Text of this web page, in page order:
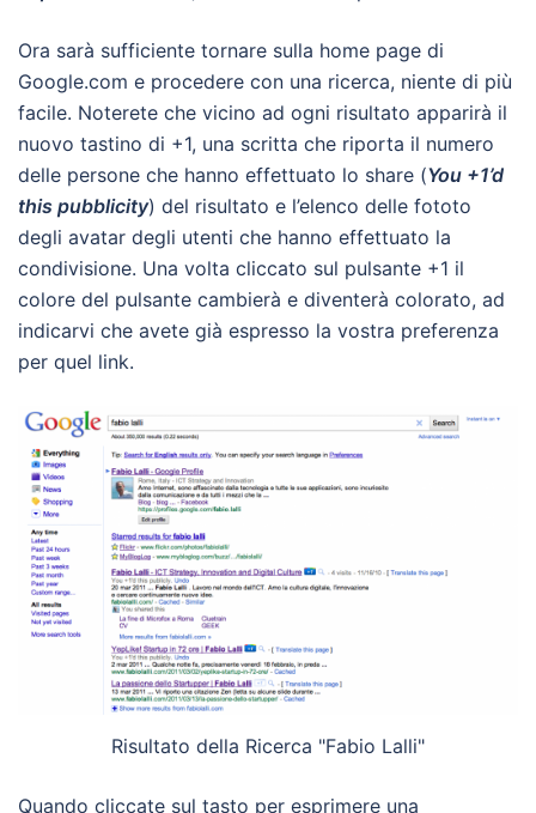
Ora sarà sufficiente tornare sulla home page di
Google.com e procedere con una ricerca, niente di più
facile. Noterete che vicino ad ogni risultato apparirà il
nuovo tastino di +1, una scritta che riporta il numero
delle persone che hanno effettuato lo share (You +1’d
this pubblicity) del risultato e l’elenco delle fototo
degli avatar degli utenti che hanno effettuato la
condivisione. Una volta cliccato sul pulsante +1 il
colore del pulsante cambierà e diventerà colorato, ad
indicarvi che avete già espresso la vostra preferenza
per quel link.
Risultato della Ricerca "Fabio Lalli"
Quando cliccate sul tasto per esprimere una